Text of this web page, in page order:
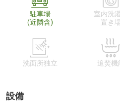
駐車場
(近隣含)
室内洗
置き
洗面所独立 追焚機
設備